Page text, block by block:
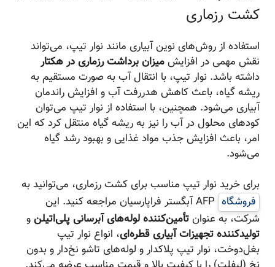
کشت رزماری
استفاده از روش‌های نوین آبیاری مانند نوار تیپ، می‌تواند
نقش مهمی در افزایشمیزان برداشت رزماری در هکتار
داشته باشد. نوار تیپ، با انتقال آب به صورت مستقیم به
ریشه گیاه، باعث کاهش هدررفت آب و افزایش راندمان
آبیاری می‌شود. همچنین، با استفاده از نوار تیپ می‌توان
کودهای محلول در آب را نیز به ریشه گیاه منتقل کرد که این
امر، باعث افزایش جذب مواد غذایی و بهبود رشد گیاه
می‌شود.
برای خرید نوار تیپ مناسب برای کشت رزماری، می‌توانید به
فروشگاه
AFP آبگستر فراپارسیان مراجعه کنید. این
شرکت، به عنوانتأمین‌کننده لوله‌های آبرسانی پلی‌اتیلنو
تولیدکننده تجهیزات آبیاری قطره‌ای، انواع نوار تیپ
بغل‌دوخت، نوار تیپ پلاکدار و لوله‌های تاشو نخ‌دار و بدون